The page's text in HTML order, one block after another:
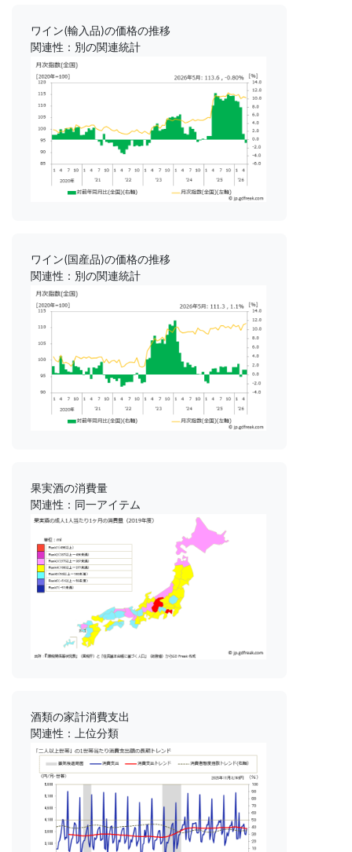
ワイン(輸入品)の価格の推移
関連性：別の関連統計
ワイン(国産品)の価格の推移
関連性：別の関連統計
果実酒の消費量
関連性：同一アイテム
酒類の家計消費支出
関連性：上位分類